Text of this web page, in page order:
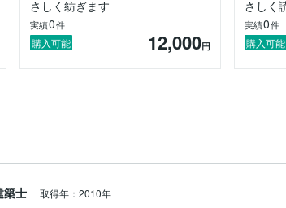
かにほどき、
さしく紡ぎます
実績0件
購入可能 12,000円
さしく
実績0件
購入可能
築士 取得年：2010年